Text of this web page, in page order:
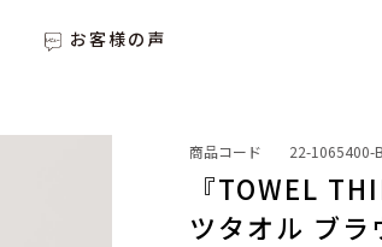
お客様の声
商品コード 22-1065400-
『TOWEL
ツタオル ブラ